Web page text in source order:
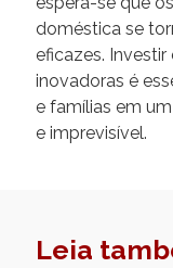
doméstica se
eficazes.
inovadoras é
e famílias em
e imprevisível.
Leia